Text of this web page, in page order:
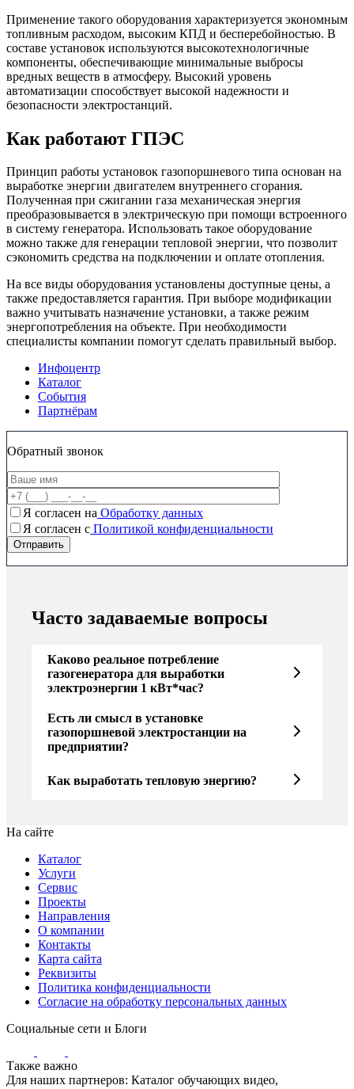
Применение такого оборудования характеризуется экономным
топливным расходом, высоким КПД и бесперебойностью. В
составе установок используются высокотехнологичные
компоненты, обеспечивающие минимальные выбросы
вредных веществ в атмосферу. Высокий уровень
автоматизации способствует высокой надежности и
безопасности электростанций.
Как работают ГПЭС
Принцип работы установок газопоршневого типа основан на
выработке энергии двигателем внутреннего сгорания.
Полученная при сжигании газа механическая энергия
преобразовывается в электрическую при помощи встроенного
в систему генератора. Использовать такое оборудование
можно также для генерации тепловой энергии, что позволит
сэкономить средства на подключении и оплате отопления.
На все виды оборудования установлены доступные цены, а
также предоставляется гарантия. При выборе модификации
важно учитывать назначение установки, а также режим
энергопотребления на объекте. При необходимости
специалисты компании помогут сделать правильный выбор.
Инфоцентр
Каталог
События
Партнёрам
Обратный звонок
Я согласен на Обработку данных
Я согласен c Политикой конфиденциальности
Часто задаваемые вопросы
Каково реальное потребление
газогенератора для выработки
электроэнергии 1 кВт*час?
Есть ли смысл в установке
газопоршневой электростанции на
предприятии?
Как выработать тепловую энергию?
На сайте
Каталог
Услуги
Сервис
Проекты
Направления
О компании
Контакты
Карта сайта
Реквизиты
Политика конфиденциальности
Согласие на обработку персональных данных
Социальные сети и Блоги
Также важно
Для наших партнеров: Каталог обучающих видео,